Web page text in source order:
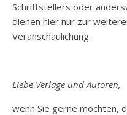
Schriftstellers oder
dienen hier nur zur
Veranschaulichung.
Liebe Verlage und Autoren,
wenn Sie gerne möchten,